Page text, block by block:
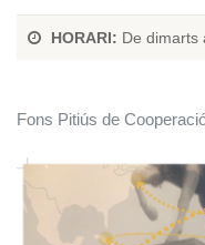
HORARI: De dimarts
Fons Pitiús de